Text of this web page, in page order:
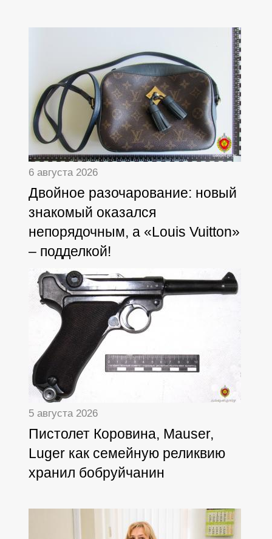
6 августа 2026
Двойное разочарование: новый
знакомый оказался
непорядочным, а «Louis Vuitton»
– подделкой!
5 августа 2026
Пистолет Коровина, Mauser,
Luger как семейную реликвию
хранил бобруйчанин